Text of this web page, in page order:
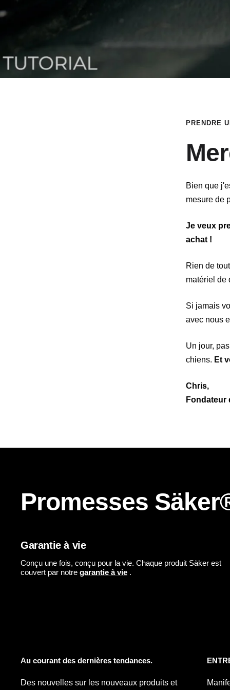
PRENDRE
Bien que
mesure de
Je veux
achat !
Rien de
matériel de
Si jamais
avec nous
Un jour,
chiens. Et
Chris,
Fondateur
Promesses
Garantie à vie
Conçu une fois, conçu pour la vie. Chaque produit Säker est
couvert par notre garantie à vie .
Au courant des dernières tendances.
Des nouvelles sur les nouveaux produits et